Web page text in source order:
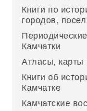
Книги по
городов,
Камчатки
Атласы, карты
Книги об
Камчатке
Камчатские